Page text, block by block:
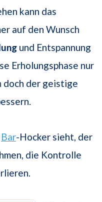
kann das
auf den Wunsch
und Entspannung
Erholungsphase nur
doch der geistige
Bar-Hocker sieht, der
die Kontrolle